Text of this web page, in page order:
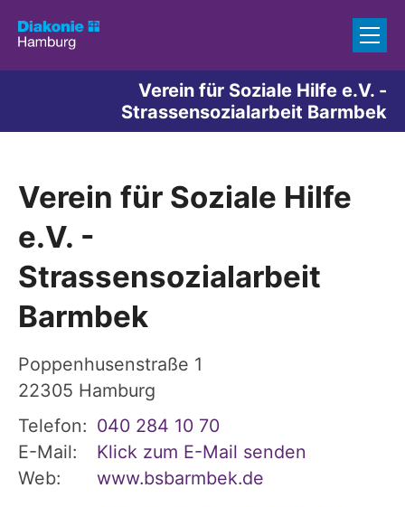
Verein für Soziale Hilfe e.V. -
Strassensozialarbeit Barmbek
Verein für Soziale Hilfe
e.V. -
Strassensozialarbeit
Barmbek
Poppenhusenstraße 1
22305 Hamburg
Telefon: 040 284 10 70
E-Mail:
Klick zum E-Mail senden
Web:
www.bsbarmbek.de